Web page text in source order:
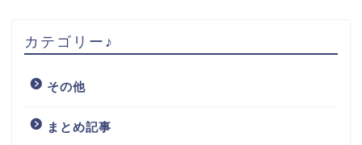
カテゴリー♪
その他
まとめ記事